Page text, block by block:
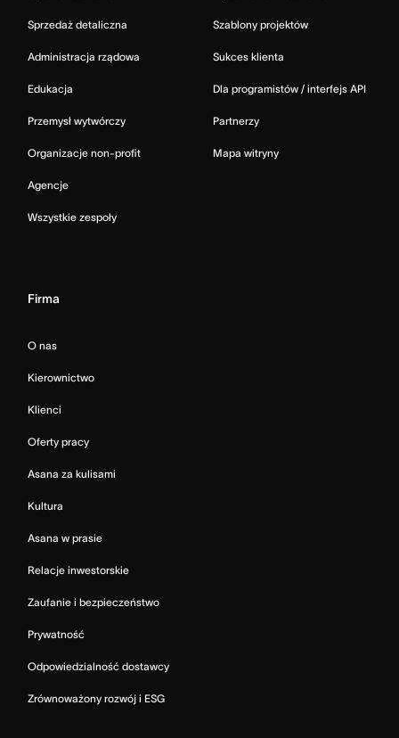
Sprzedaż detaliczna
Administracja rządowa
Edukacja
Przemysł wytwórczy
Organizacje non-profit
Agencje
Wszystkie zespoły
Szablony projektów
Sukces klienta
Dla programistów / interfejs API
Partnerzy
Mapa witryny
Firma
O nas
Kierownictwo
Klienci
Oferty pracy
Asana za kulisami
Kultura
Asana w prasie
Relacje inwestorskie
Zaufanie i bezpieczeństwo
Prywatność
Odpowiedzialność dostawcy
Zrównoważony rozwój i ESG